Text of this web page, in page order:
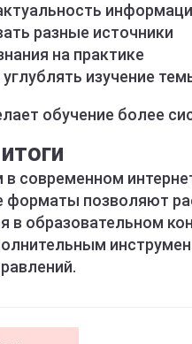
разные источники
на практике
изучение
обучение более
в современном
форматы позволяют
в образовательном